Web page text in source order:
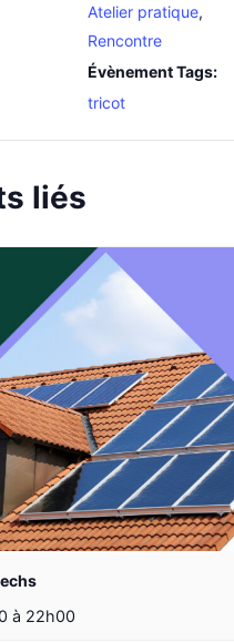
Atelier pratique,
Rencontre
Évènement Tags:
tricot
liés
à 22h00